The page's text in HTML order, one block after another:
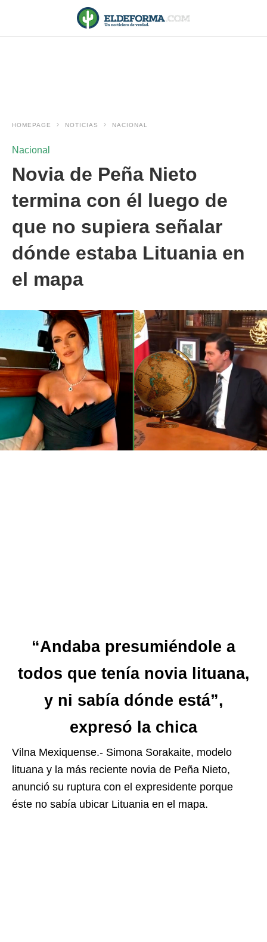
HOMEPAGE NOTICIAS NACIONAL
Nacional
Novia de Peña Nieto
termina con él luego de
que no supiera señalar
dónde estaba Lituania en
el mapa
“Andaba presumiéndole a
todos que tenía novia lituana,
y ni sabía dónde está”,
expresó la chica
Vilna Mexiquense.- Simona Sorakaite, modelo
lituana y la más reciente novia de Peña Nieto,
anunció su ruptura con el expresidente porque
éste no sabía ubicar Lituania en el mapa.